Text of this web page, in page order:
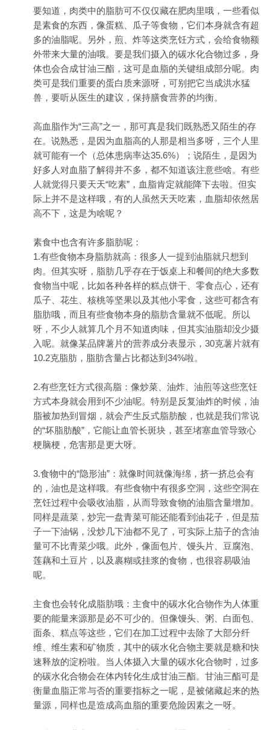
要知道，肉类中的脂肪可不仅仅藏在肥肉里哦，一些看似
是素食的东西，像蛋糕、瓜子等食物，它们本身就含有超
多的油脂呢。另外，煎、炸等这类烹饪方式，会给食物额
外带来大量的油哦。要是我们摄入的碳水化合物过多，身
体也会合成甘油三酯，这可是血脂的关键组成部分呢。肉
类可是我们重要的蛋白质来源呀，可别把它当成洪水猛
兽，要听从医生的建议，保持膳食营养的均衡。
高血脂作为“三高”之一，那可真是我们既熟悉又陌生的存
在。说熟悉，是因为血脂高的人那是相当多呀，三个人里
就可能有一个（总体患病率达35.6%）；说陌生，是因为
好多人对血脂了解得并不多，都不知道该注意些啥。有些
人就觉得只要天天“吃素”，血脂肯定就能降下去啦。但实
际上并不是这样哦，有的人虽然天天吃素，血脂却依然居
高不下，这是为啥呢？
素食中也含有许多脂肪呢：
1.有些食物本身脂肪就高：很多人一提到油脂就只想到
肉。但其实呀，脂肪几乎存在于饭桌上和餐间的绝大多数
食物当中呢，比如各种各样的糕点饼干、零食点心，还有
瓜子、花生、核桃等坚果以及其他小零食，这些可都含有
脂肪哦，而且有些食物本身的脂肪含量就不低呢。所以
呀，不少人就算几个月不知道肉味，但其实油脂却没少摄
入呢。就像某品牌薯片的营养成分表显示，30克薯片就有
10.2克脂肪，脂肪含量占比都达到34%啦。
2.有些烹饪方式很高脂：像炒菜、油炸、油煎等这些烹饪
方式本身就会用到不少油呢。特别是反复油炸的时候，油
脂被加热到冒烟，就会产生反式脂肪酸，也就是我们常说
的“坏脂肪酸”，它能让血管长斑块，甚至堵塞血管导致心
梗脑梗，危害那是更大呀。
3.食物中的“隐形油”：就像时间就像海绵，挤一挤总会有
的，油也是这样哦。有些食物中有很多空洞，这些空洞在
烹饪过程中会吸收油脂，从而导致食物的油脂含量增加。
同样是蔬菜，炒完一盘青菜可能还能看到油花子，但是茄
子一下油锅，没炒几下油都不见了，可实际上茄子的含油
量可不比青菜少哦。此外，像面包片、馒头片、豆腐泡、
莲藕和土豆片，以及裹糊或挂浆的食物，也很容易吸油
呢。
主食也会转化成脂肪哦：主食中的碳水化合物作为人体重
要的能量来源那是必不可少的。但像馒头、粥、白面包、
面条、糕点等这些，它们在加工过程中去除了大部分纤
维、维生素和矿物质，其中的碳水化合物主要就是糖和快
速释放的淀粉啦。当人体摄入大量的碳水化合物时，过多
的碳水化合物会在体内转化生成甘油三酯。甘油三酯可是
衡量血脂正常与否的重要指标之一呢，是被储藏起来的热
量源，同样也是造成高血脂的重要危险因素之一呀。